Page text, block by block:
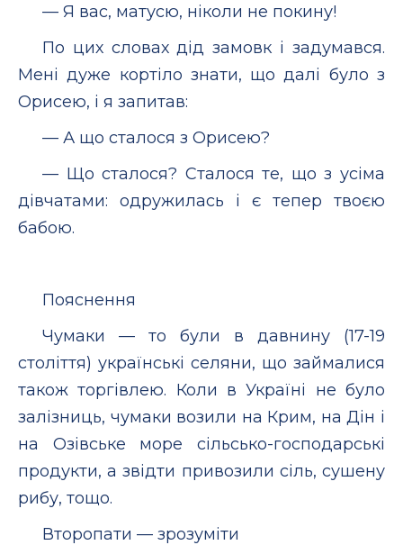
— Я вас, матусю, ніколи не покину!
По цих словах дід замовк і задумався.
Мені дуже кортіло знати, що далі було з
Орисею, і я запитав:
— А що сталося з Орисею?
— Що сталося? Сталося те, що з усіма
дівчатами: одружилась і є тепер твоєю
бабою.
Пояснення
Чумаки — то були в давнину (17-19
століття) українські селяни, що займалися
також торгівлею. Коли в Україні не було
залізниць, чумаки возили на Крим, на Дін і
на Озівське море сільсько-господарські
продукти, а звідти привозили сіль, сушену
рибу, тощо.
Второпати — зрозуміти